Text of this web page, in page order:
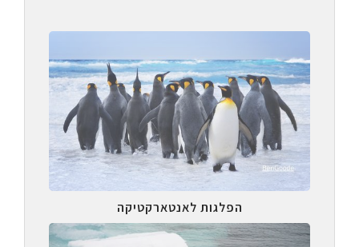
הפלגות לאנטארקטיקה